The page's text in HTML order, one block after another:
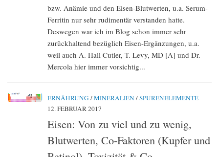
bzw. Anämie und den Eisen-Blutwerten, u.a. Serum-
Ferritin nur sehr rudimentär verstanden hatte.
Deswegen war ich im Blog schon immer sehr
zurückhaltend bezüglich Eisen-Ergänzungen, u.a.
weil auch A. Hall Cutler, T. Levy, MD [A] und Dr.
Mercola hier immer vorsichtig...
ERNÄHRUNG /MINERALIEN /SPURENELEMENTE
12. FEBRUAR 2017
Eisen: Von zu viel und zu wenig,
Blutwerten, Co-Faktoren (Kupfer und